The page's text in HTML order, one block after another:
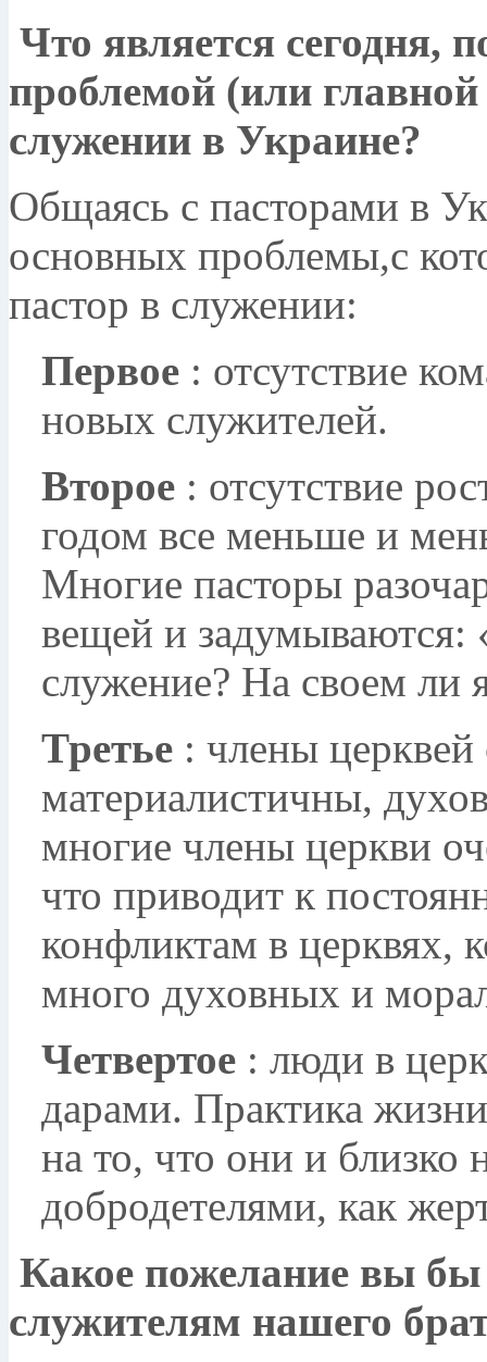
Что является сегодня,
проблемой (или
служении в Украине?
Общаясь с пасторами в
основных проблемы,с
пастор в служении:
Первое : отсутствие
новых служителей.
Второе : отсутствие
годом все меньше и
Многие пасторы
вещей и задумываются:
служение? На своем ли
Третье : члены церквей
материалистичны,
многие члены церкви
что приводит к
конфликтам в церквях,
много духовных и
Четвертое : люди в
дарами. Практика
на то, что они и близко
добродетелями, как
Какое пожелание вы
служителям нашего